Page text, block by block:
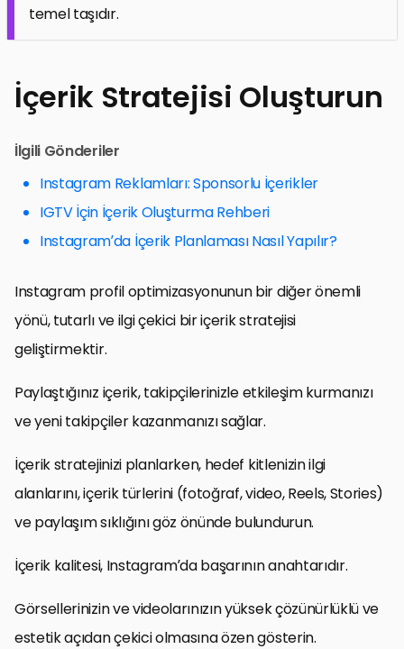
temel taşıdır.
İçerik Stratejisi Oluşturun
İlgili Gönderiler
Instagram Reklamları: Sponsorlu İçerikler
IGTV İçin İçerik Oluşturma Rehberi
Instagram’da İçerik Planlaması Nasıl Yapılır?
Instagram profil optimizasyonunun bir diğer önemli
yönü, tutarlı ve ilgi çekici bir içerik stratejisi
geliştirmektir.
Paylaştığınız içerik, takipçilerinizle etkileşim kurmanızı
ve yeni takipçiler kazanmanızı sağlar.
İçerik stratejinizi planlarken, hedef kitlenizin ilgi
alanlarını, içerik türlerini (fotoğraf, video, Reels, Stories)
ve paylaşım sıklığını göz önünde bulundurun.
İçerik kalitesi, Instagram’da başarının anahtarıdır.
Görsellerinizin ve videolarınızın yüksek çözünürlüklü ve
estetik açıdan çekici olmasına özen gösterin.